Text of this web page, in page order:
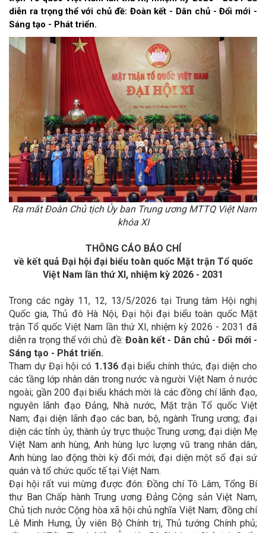
diễn ra trọng thể với chủ đề: Đoàn kết - Dân chủ - Đổi mới -
Sáng tạo - Phát triển.
Ra mắt Đoàn Chủ tịch Ủy ban Trung ương MTTQ Việt Nam
khóa XI
THÔNG CÁO BÁO CHÍ
về kết quả Đại hội đại biểu toàn quốc Mặt trận Tổ quốc
Việt Nam lần thứ XI, nhiệm kỳ 2026 - 2031
Trong các ngày 11, 12, 13/5/2026 tại Trung tâm Hội nghị
Quốc gia, Thủ đô Hà Nội, Đại hội đại biểu toàn quốc Mặt
trận Tổ quốc Việt Nam lần thứ XI, nhiệm kỳ 2026 - 2031 đã
diễn ra trọng thể với chủ đề: Đoàn kết - Dân chủ - Đổi mới -
Sáng tạo - Phát triển.
Tham dự Đại hội có 1.136 đại biểu chính thức, đại diện cho
các tầng lớp nhân dân trong nước và người Việt Nam ở nước
ngoài; gần 200 đại biểu khách mời là các đồng chí lãnh đạo,
nguyên lãnh đạo Đảng, Nhà nước, Mặt trận Tổ quốc Việt
Nam; đại diện lãnh đạo các ban, bộ, ngành Trung ương; đại
diện các tỉnh ủy, thành ủy trực thuộc Trung ương; đại diện Mẹ
Việt Nam anh hùng, Anh hùng lực lượng vũ trang nhân dân,
Anh hùng lao động thời kỳ đổi mới; đại diện một số đại sứ
quán và tổ chức quốc tế tại Việt Nam.
Đại hội rất vui mừng được đón: Đồng chí Tô Lâm, Tổng Bí
thư Ban Chấp hành Trung ương Đảng Cộng sản Việt Nam,
Chủ tịch nước Cộng hòa xã hội chủ nghĩa Việt Nam; đồng chí
Lê Minh Hưng, Ủy viên Bộ Chính trị, Thủ tướng Chính phủ;